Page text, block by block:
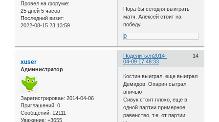
Провел на форуме:
25 дней 5 часов
Последний визит:
2022-08-15 23:13:59
Пора бы сегодня выиграть
матч. Алексей стоит на
победу.
0
Поделиться 14
2014-
04-09 17:48:33
xuser
Администратор
Зарегистрирован: 2014-04-06
Приглашений: 0
Сообщений: 12111
Уважение: +3655
Костин выиграл, еще выиграл
Демидов, Опарин сыграл
вничью
Сивук стоит плохо, еще в
одной партии примерное
равенство, т.е. от партии